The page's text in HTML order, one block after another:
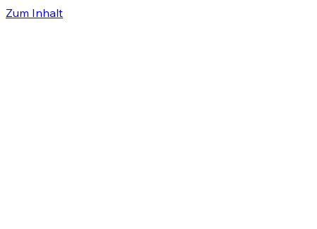
Zum Inhalt